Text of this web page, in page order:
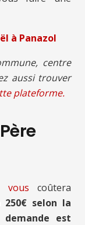
à Panazol
centre
aussi trouver
plateforme.
vous coûtera
selon la
demande est